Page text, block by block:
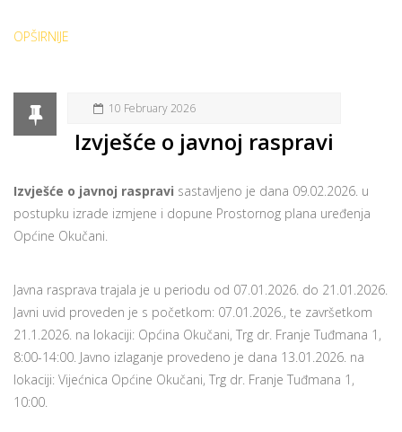
OPŠIRNIJE
10 February 2026
Izvješće o javnoj raspravi
Izvješće o javnoj raspravi sastavljeno je dana 09.02.2026. u
postupku izrade izmjene i dopune Prostornog plana uređenja
Općine Okučani.
Javna rasprava trajala je u periodu od 07.01.2026. do 21.01.2026.
Javni uvid proveden je s početkom: 07.01.2026., te završetkom
21.1.2026. na lokaciji: Općina Okučani, Trg dr. Franje Tuđmana 1,
8:00-14:00. Javno izlaganje provedeno je dana 13.01.2026. na
lokaciji: Vijećnica Općine Okučani, Trg dr. Franje Tuđmana 1,
10:00.